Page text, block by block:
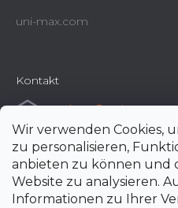
Wir verwenden Cookies,
zu personalisieren,
anbieten zu können und
Website zu analysieren.
Informationen zu Ihrer
uni-max.com
Kontakt
e-shop@uni-max.at
+420 266 190